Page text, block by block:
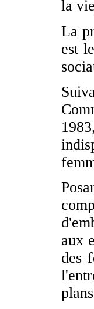
la
La
est
aux
des